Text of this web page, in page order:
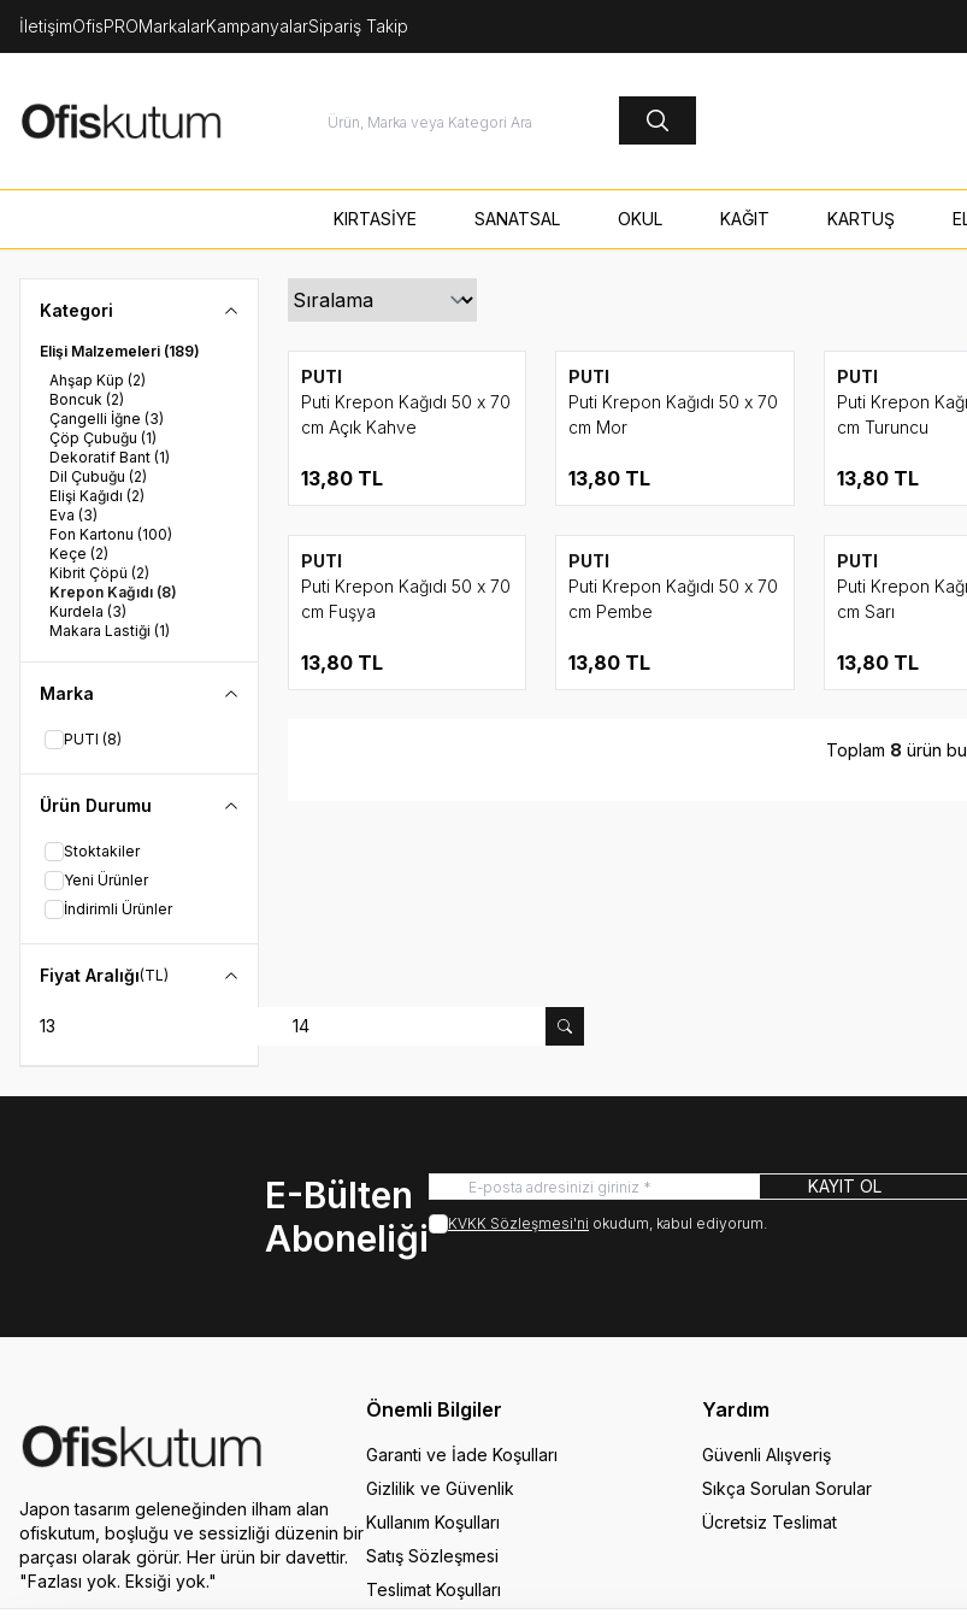
İletişimOfisPROMarkalarKampanyalarSipariş Takip
KIRTASİYE SANATSAL OKUL KAĞIT KARTUŞ
Kategori
Elişi Malzemeleri (189)
Ahşap Küp (2)
Boncuk (2)
Çangelli İğne (3)
Çöp Çubuğu (1)
Dekoratif Bant (1)
Dil Çubuğu (2)
Elişi Kağıdı (2)
Eva (3)
Fon Kartonu (100)
Keçe (2)
Kibrit Çöpü (2)
Krepon Kağıdı (8)
Kurdela (3)
Makara Lastiği (1)
Mandal(3)
Mukavva
Oynar Göz
Pom Pom
Sim (11)
Şekilli Strafor Köpük
Şekilgeç(1)
Şönil(1)
Marka
PUTI (8)
Ürün Durumu
Stoktakiler
Yeni Ürünler
İndirimli Ürünler
Fiyat Aralığı(TL)
PUTI
Puti Krepon Kağıdı 50 x 70
cm Açık Kahve
13,80TL
PUTI
Puti Krepon Kağıdı 50 x 70
cm Mor
13,80 TL
PUTI
Puti Krepon
cm Turuncu
13,80TL
PUTI
Puti Krepon Kağıdı 50 x 70
cm Fuşya
13,80TL
PUTI
Puti Krepon Kağıdı 50 x 70
cm Pembe
13,80 TL
PUTI
Puti Krepon
cm Sarı
13,80TL
Toplam 8 ürün
E-Bülten
Aboneliği
KAYIT OL
KVKK Sözleşmesi'ni okudum, kabul ediyorum.
Japon tasarım geleneğinden ilham alan
ofiskutum, boşluğu ve sessizliği düzenin bir
parçası olarak görür. Her ürün bir davettir.
"Fazlası yok. Eksiği yok."
Önemli Bilgiler
Garanti ve İade Koşulları
Gizlilik ve Güvenlik
Kullanım Koşulları
Satış Sözleşmesi
Teslimat Koşulları
Yardım
Güvenli Alışveriş
Sıkça Sorulan Sorular
Ücretsiz Teslimat